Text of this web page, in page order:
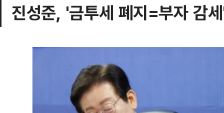
진성준, '금투세 폐지=부자 감